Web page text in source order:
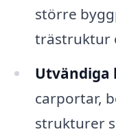
större
trästruktur
Utvändiga
carportar,
strukturer